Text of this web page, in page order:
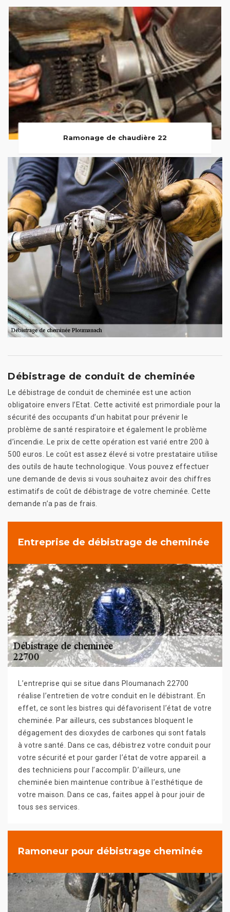
Ramonage de chaudière 22
Débistrage de conduit de cheminée
Le débistrage de conduit de cheminée est une action
obligatoire envers l’Etat. Cette activité est primordiale pour la
sécurité des occupants d’un habitat pour prévenir le
problème de santé respiratoire et également le problème
d’incendie. Le prix de cette opération est varié entre 200 à
500 euros. Le coût est assez élevé si votre prestataire utilise
des outils de haute technologique. Vous pouvez effectuer
une demande de devis si vous souhaitez avoir des chiffres
estimatifs de coût de débistrage de votre cheminée. Cette
demande n’a pas de frais.
Entreprise de débistrage de cheminée
L’entreprise qui se situe dans Ploumanach 22700
réalise l’entretien de votre conduit en le débistrant. En
effet, ce sont les bistres qui défavorisent l’état de votre
cheminée. Par ailleurs, ces substances bloquent le
dégagement des dioxydes de carbones qui sont fatals
à votre santé. Dans ce cas, débistrez votre conduit pour
votre sécurité et pour garder l’état de votre appareil. a
des techniciens pour l’accomplir. D’ailleurs, une
cheminée bien maintenue contribue à l’esthétique de
votre maison. Dans ce cas, faites appel à pour jouir de
tous ses services.
Ramoneur pour débistrage cheminée